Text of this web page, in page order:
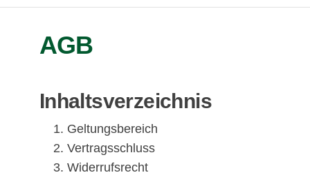
AGB
Inhaltsverzeichnis
Geltungsbereich
Vertragsschluss
Widerrufsrecht